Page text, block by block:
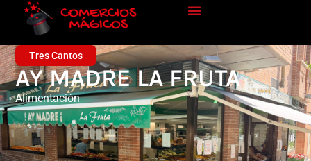
Tres Cantos
AY MADRE LA FRUTA
Alimentación